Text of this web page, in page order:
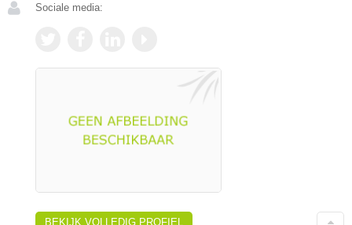
Sociale media:
BEKIJK VOLLEDIG PROFIEL